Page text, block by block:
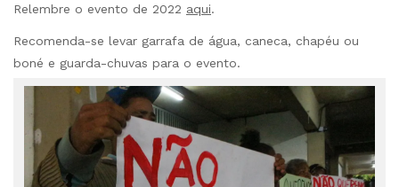
Relembre o evento de 2022 aqui.
Recomenda-se levar garrafa de água, caneca, chapéu ou
boné e guarda-chuvas para o evento.